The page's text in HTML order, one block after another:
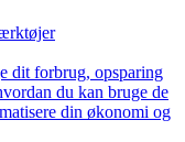
dit forbrug, opsparing
du kan bruge de
din økonomi og